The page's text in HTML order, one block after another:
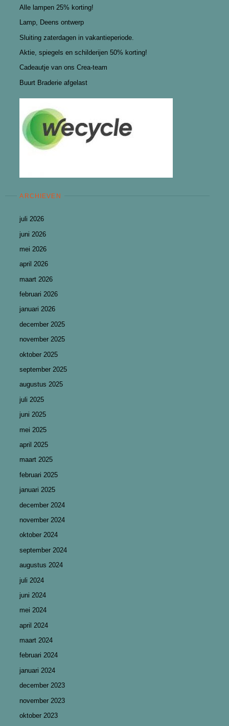
Alle lampen 25% korting!
Lamp, Deens ontwerp
Sluiting zaterdagen in vakantieperiode.
Aktie, spiegels en schilderijen 50% korting!
Cadeautje van ons Crea-team
Buurt Braderie afgelast
ARCHIEVEN
juli 2026
juni 2026
mei 2026
april 2026
maart 2026
februari 2026
januari 2026
december 2025
november 2025
oktober 2025
september 2025
augustus 2025
juli 2025
juni 2025
mei 2025
april 2025
maart 2025
februari 2025
januari 2025
december 2024
november 2024
oktober 2024
september 2024
augustus 2024
juli 2024
juni 2024
mei 2024
april 2024
maart 2024
februari 2024
januari 2024
december 2023
november 2023
oktober 2023